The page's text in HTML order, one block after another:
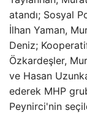
atandı; Sosyal
İlhan Yaman,
Deniz;
Özkardeşler,
ve Hasan
ederek MHP
Peynirci'nin